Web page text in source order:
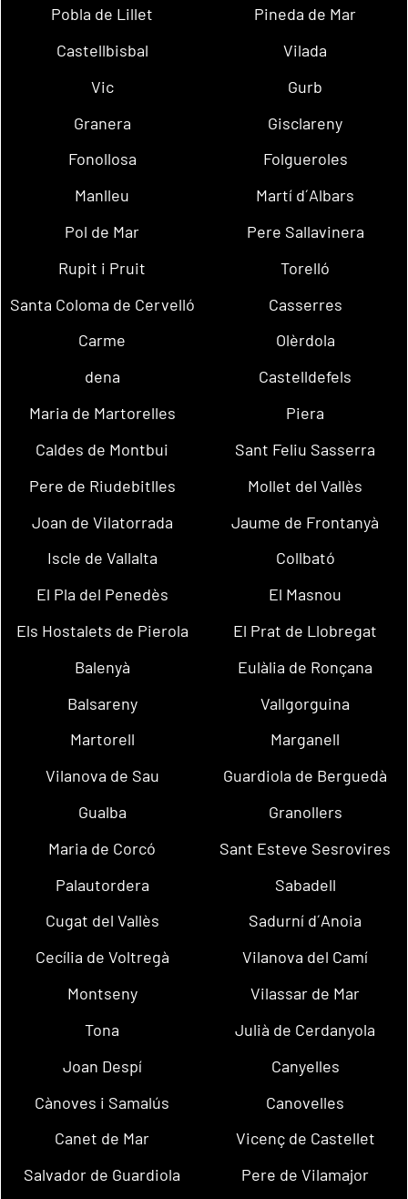
Pobla de Lillet
Pineda de Mar
Castellbisbal
Vilada
Vic
Gurb
Granera
Gisclareny
Fonollosa
Folgueroles
Manlleu
Martí d´Albars
Pol de Mar
Pere Sallavinera
Rupit i Pruit
Torelló
Santa Coloma de Cervelló
Casserres
Carme
Olèrdola
dena
Castelldefels
Maria de Martorelles
Piera
Caldes de Montbui
Sant Feliu Sasserra
Pere de Riudebitlles
Mollet del Vallès
Joan de Vilatorrada
Jaume de Frontanyà
Iscle de Vallalta
Collbató
El Pla del Penedès
El Masnou
Els Hostalets de Pierola
El Prat de Llobregat
Balenyà
Eulàlia de Ronçana
Balsareny
Vallgorguina
Martorell
Marganell
Vilanova de Sau
Guardiola de Berguedà
Gualba
Granollers
Maria de Corcó
Sant Esteve Sesrovires
Palautordera
Sabadell
Cugat del Vallès
Sadurní d´Anoia
Cecília de Voltregà
Vilanova del Camí
Montseny
Vilassar de Mar
Tona
Julià de Cerdanyola
Joan Despí
Canyelles
Cànoves i Samalús
Canovelles
Canet de Mar
Vicenç de Castellet
Salvador de Guardiola
Pere de Vilamajor